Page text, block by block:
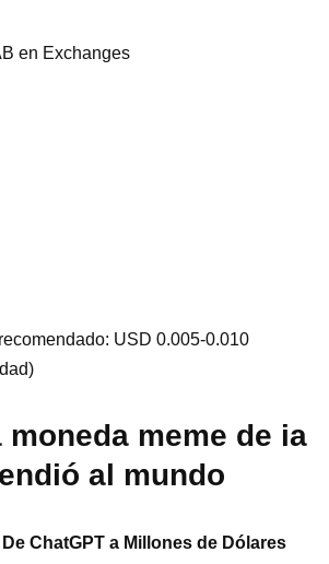
en Exchanges
USD 0.005-0.010
moneda meme de ia
al mundo
ChatGPT a Millones de Dólares